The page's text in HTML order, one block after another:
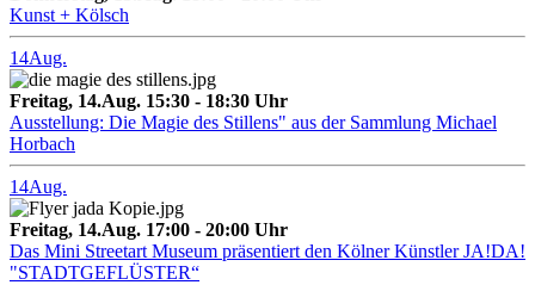
Kunst + Kölsch
14Aug.
Freitag, 14.Aug. 15:30 - 18:30 Uhr
Ausstellung: Die Magie des Stillens" aus der Sammlung Michael
Horbach
14Aug.
Freitag, 14.Aug. 17:00 - 20:00 Uhr
Das Mini Streetart Museum präsentiert den Kölner Künstler JA!DA!
"STADTGEFLÜSTER“